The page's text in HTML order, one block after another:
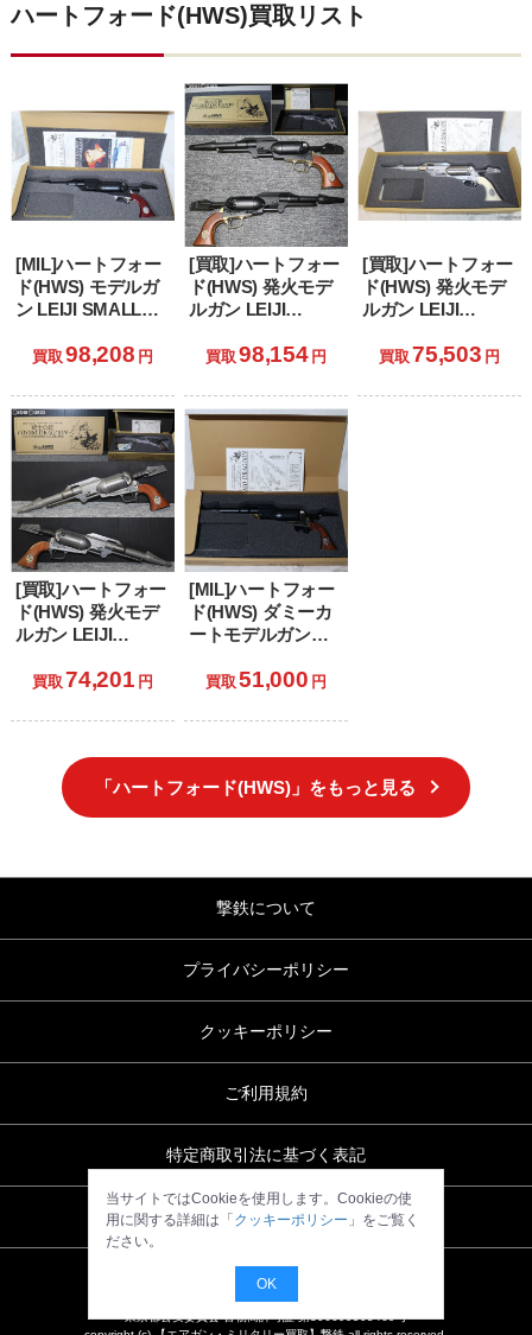
当サイトではCookieを使用します。Cookieの使
用に関する詳細は「クッキーポリシー 」をご覧く
ださい。
OK
ハートフォード(HWS)買取リスト
[MIL]ハートフォー
ド(HWS) モデルガ
ン LEIJI SMALL
COLLECTION 戦士
グーン シリアルナ
ンバー2:クイーン・
エメラルダスモデ
ル
買取 98,208 円
[買取]ハートフォー
ド(HWS) 発火モデ
ルガン LEIJI
COLLECTION ♯3
ドラグーン 星野鉄
郎モデル
買取 98,154 円
[買取]ハートフォー
ド(HWS) 発火モデ
ルガン LEIJI
COLLECTION 戦士
グーン シリアルナ
買取 75,503 円
[買取]ハートフォー
ド(HWS) 発火モデ
ルガン LEIJI
COLLECTION 戦士
グーン シリアルナ
ハーロック・モデ
買取 74,201 円
[MIL]ハートフォー
ド(HWS) ダミーカ
ートモデルガン
ARMS
の銃 コスモドラグ
ーロック 2023モデ
ル
買取 51,000 円
「ハートフォード(HWS)」をもっと見る
撃鉄について
プライバシーポリシー
クッキーポリシー
ご利用規約
特定商取引法に基づく表記
お問い合わせ
東京都公安委員会 古物商許可証 第306699505469号